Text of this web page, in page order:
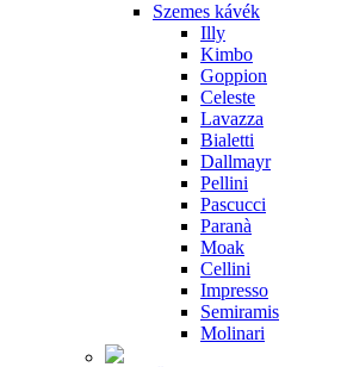
Szemes kávék
Illy
Kimbo
Goppion
Celeste
Lavazza
Bialetti
Dallmayr
Pellini
Pascucci
Paranà
Moak
Cellini
Impresso
Semiramis
Molinari